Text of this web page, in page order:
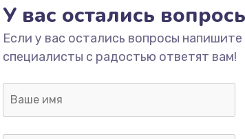
У вас остались
Если у вас остались вопросы
специалисты с радостью ответят вам!